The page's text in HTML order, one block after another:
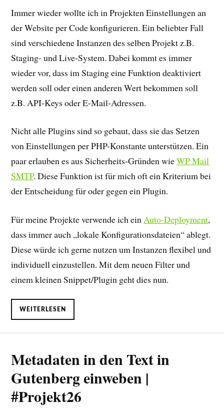
Immer wieder wollte ich in Projekten Einstellungen an
der Website per Code konfigurieren. Ein beliebter Fall
sind verschiedene Instanzen des selben Projekt z.B.
Staging- und Live-System. Dabei kommt es immer
wieder vor, dass im Staging eine Funktion deaktiviert
werden soll oder einen anderen Wert bekommen soll
z.B. API-Keys oder E-Mail-Adressen.
Nicht alle Plugins sind so gebaut, dass sie das Setzen
von Einstellungen per PHP-Konstante unterstützen. Ein
paar erlauben es aus Sicherheits-Gründen wieWP Mail
SMTP. Diese Funktion ist für mich oft ein Kriterium bei
der Entscheidung für oder gegen ein Plugin.
Für meine Projekte verwende ich einAuto-Deployment,
dass immer auch „lokale Konfigurationsdateien“ ablegt.
Diese würde ich gerne nutzen um Instanzen flexibel und
individuell einzustellen. Mit dem neuen Filter und
einem kleinen Snippet/Plugin geht dies nun.
WEITERLESEN
Metadaten in den Text in
Gutenberg einweben |
#Projekt26